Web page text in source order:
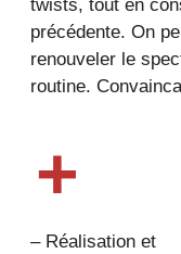
twists, tout en
précédente. On
renouveler le
routine.
+
– Réalisation et